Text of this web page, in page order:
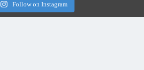
Follow on Instagram